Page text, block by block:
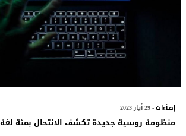
إضآءات- 29 أيار 2023
منظومة روسية جديدة تكشف الانتحال بمئة لغة